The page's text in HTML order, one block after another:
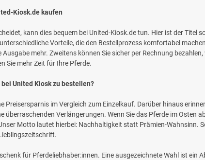
Kiosk.de kaufen
kann dies bequem bei United-Kiosk.de tun. Hier ist der Titel
Vorteile, die den Bestellprozess komfortabel
mehr. Zweitens können Sie sicher per Rechnung
Sie mehr Zeit für Ihre Pferde.
United Kiosk zu bestellen?
Preisersparnis im Vergleich zum Einzelkauf. Darüber hinaus
überraschenden Verlängerungen. Wenn Sie das Pferde im Osten
Motto lautet hierbei: Nachhaltigkeit statt Prämien-Wahnsinn.
für Pferdeliebhaber:innen. Eine ausgezeichnete Wahl ist ein